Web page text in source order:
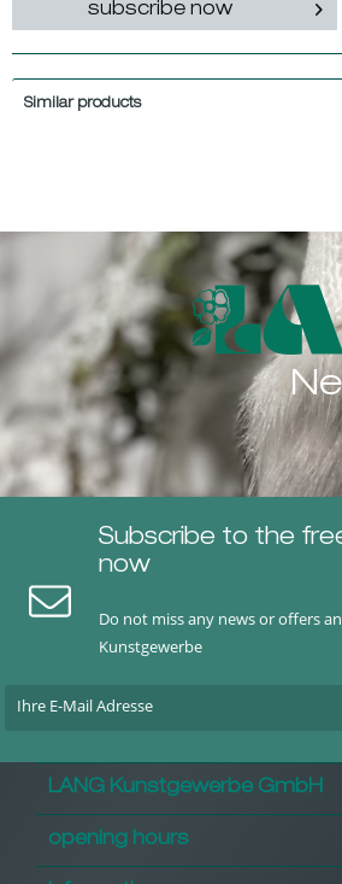
subscribe now
Similar products
Subscribe to the
now
Do not miss any news or offers
Kunstgewerbe
LANG Kunstgewerbe GmbH
opening hours